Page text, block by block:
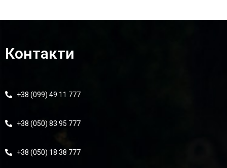
Контакти
+38 (099) 49 11 777
+38 (050) 83 95 777
+38 (050) 18 38 777